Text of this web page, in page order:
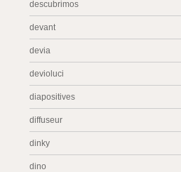
descubrimos
devant
devia
devioluci
diapositives
diffuseur
dinky
dino